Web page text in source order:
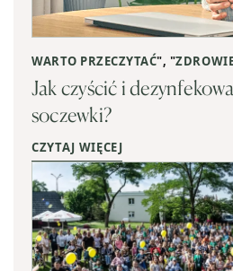
WARTO PRZECZYTAĆ", "
Jak czyścić i
soczewki?
CZYTAJ WIĘCEJ